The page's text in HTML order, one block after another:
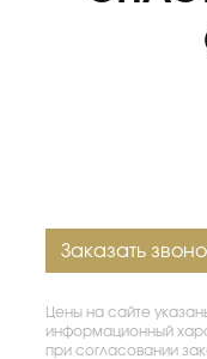
Заказать
Цены на сайте
информационный
при согласовании